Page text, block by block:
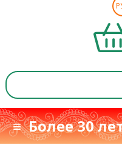
≡ Более 30